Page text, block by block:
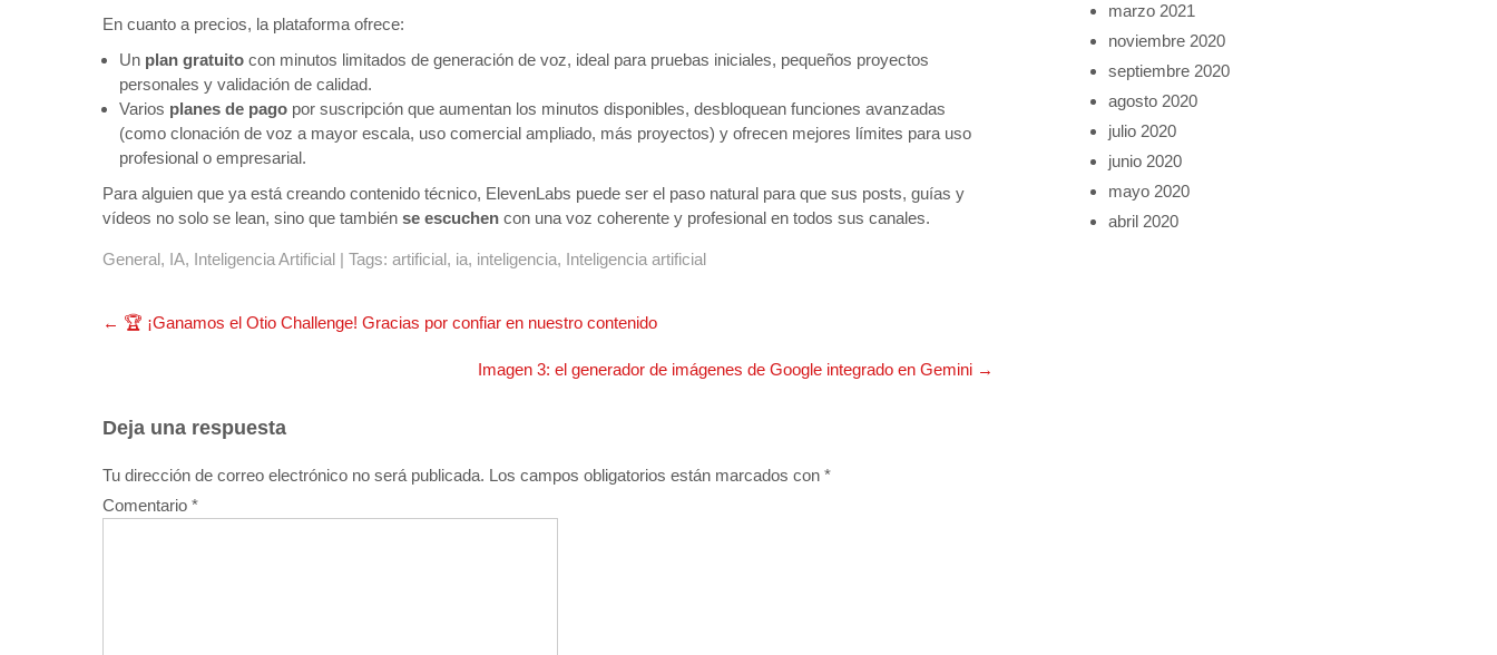
En cuanto a precios, la plataforma ofrece:
Un plan gratuito con minutos limitados de generación de voz, ideal para pruebas iniciales, pequeños proyectos
personales y validación de calidad.
Varios planes de pago por suscripción que aumentan los minutos disponibles, desbloquean funciones avanzadas
(como clonación de voz a mayor escala, uso comercial ampliado, más proyectos) y ofrecen mejores límites para uso
profesional o empresarial.
Para alguien que ya está creando contenido técnico, ElevenLabs puede ser el paso natural para que sus posts, guías y
vídeos no solo se lean, sino que también se escuchen con una voz coherente y profesional en todos sus canales.
General, IA, Inteligencia Artificial | Tags: artificial, ia, inteligencia, Inteligencia artificial
Navegación
de
← 🏆 ¡Ganamos el Otio Challenge! Gracias por confiar en nuestro contenido
Imagen 3: el generador de imágenes de Google integrado en Gemini →
Deja una respuesta
Tu dirección de correo electrónico no será publicada. Los campos obligatorios están marcados con *
Comentario *
marzo 2021
noviembre 2020
septiembre 2020
agosto 2020
julio 2020
junio 2020
mayo 2020
abril 2020